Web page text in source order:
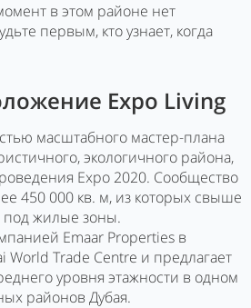
в этом районе нет
первым, кто узнает, когда
Expo Living
масштабного мастер-плана
экологичного района,
Expo 2020. Сообщество
450 000 кв. м, из которых свыше
под жилые зоны.
Emaar Properties в
World Trade Centre и предлагает
уровня этажности в одном
районов Дубая.